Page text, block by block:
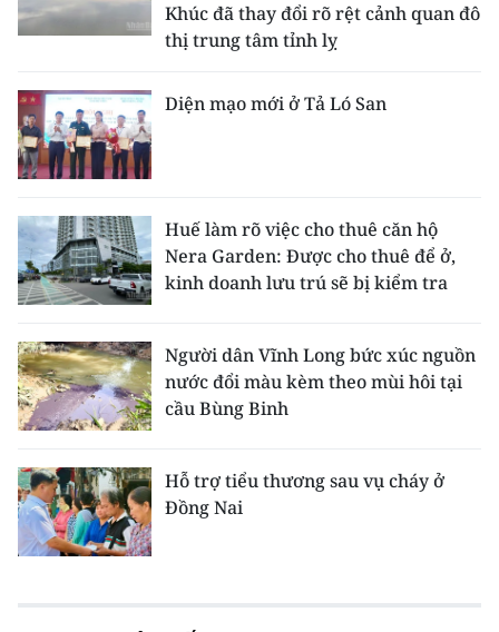
Khúc đã thay đổi rõ rệt cảnh quan đô
thị trung tâm tỉnh lỵ
Diện mạo mới ở Tả Ló San
Huế làm rõ việc cho thuê căn hộ
Nera Garden: Được cho thuê để ở,
kinh doanh lưu trú sẽ bị kiểm tra
Người dân Vĩnh Long bức xúc nguồn
nước đổi màu kèm theo mùi hôi tại
cầu Bùng Binh
Hỗ trợ tiểu thương sau vụ cháy ở
Đồng Nai